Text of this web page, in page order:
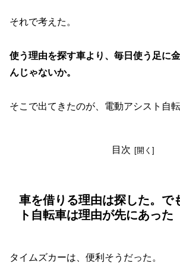
それで考えた。
使う理由を探す車より、毎日使う足に
んじゃないか。
そこで出てきたのが、電動アシスト自転
目次
車を借りる理由は探した。で
ト自転車は理由が先にあった
タイムズカーは、便利そうだった。